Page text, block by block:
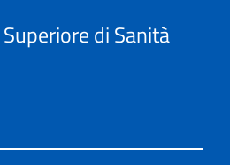
di Sanità